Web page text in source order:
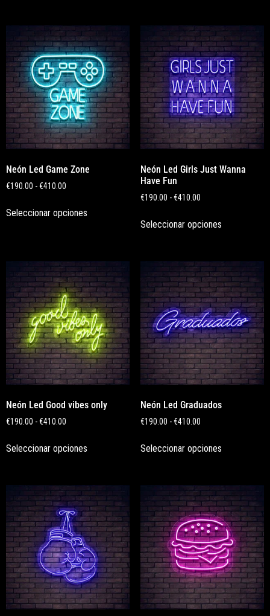
Neón Led Game Zone
€190.00 -€410.00
Seleccionar opciones
Neón Led Girls Just Wanna
Have Fun
€190.00 - €410.00
Seleccionar opciones
Neón Led Good vibes only
€190.00 -€410.00
Seleccionar opciones
Neón Led Graduados
€190.00 - €410.00
Seleccionar opciones